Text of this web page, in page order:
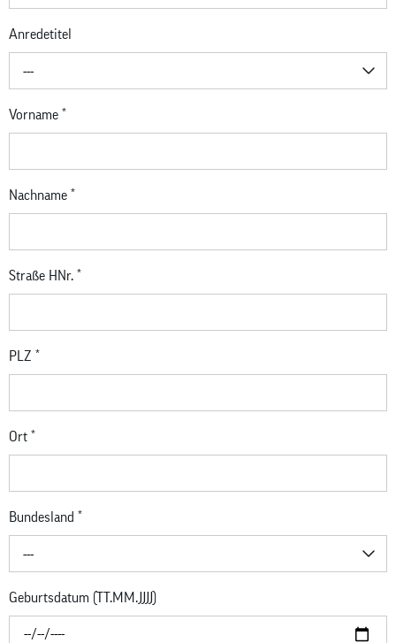
Anredetitel
---
Vorname *
Nachname *
Straße HNr. *
PLZ *
Ort *
Bundesland *
---
Geburtsdatum (TT.MM.JJJJ)